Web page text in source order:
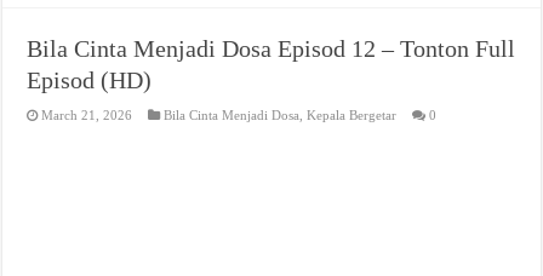
Bila Cinta Menjadi Dosa Episod 12 – Tonton Full
Episod (HD)
March 21, 2026 Bila Cinta Menjadi Dosa ,Kepala Bergetar 0